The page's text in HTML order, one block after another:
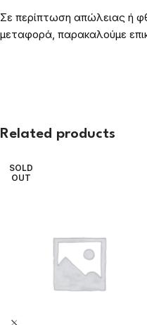
Σε περίπτωση απώλειας ή
μεταφορά, παρακαλούμε
Related products
SOLD
OUT